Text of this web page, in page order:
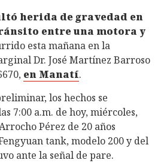
herida de gravedad en
entre una motora y
esta mañana en la
Dr. José Martínez Barroso
en Manatí.
los hechos se
7:00 a.m. de hoy, miércoles,
Pérez de 20 años
tank, modelo 200 y del
ante la señal de pare.